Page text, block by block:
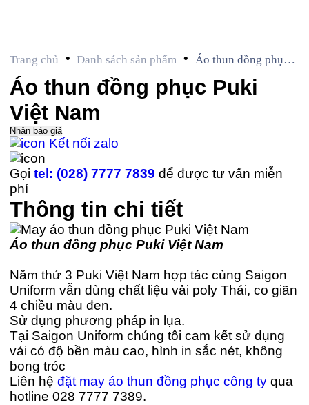
Trang chủ • Danh sách sản phẩm •
Áo thun đồng phục
Puki Việt Nam
Áo thun đồng phục Puki
Việt Nam
Nhận báo giá
Kết nối zalo
Gọitel: (028) 7777 7839để được tư vấn miễn
phí
Thông tin chi tiết
Áo thun đồng phục Puki Việt Nam
Năm thứ 3 Puki Việt Nam hợp tác cùng Saigon
Uniform vẫn dùng chất liệu vải poly Thái, co giãn
4 chiều màu đen.
Sử dụng phương pháp in lụa.
Tại Saigon Uniform chúng tôi cam kết sử dụng
vải có độ bền màu cao, hình in sắc nét, không
bong tróc
Liên hệđặt may áo thun đồng phục công ty qua
hotline 028 7777 7389.